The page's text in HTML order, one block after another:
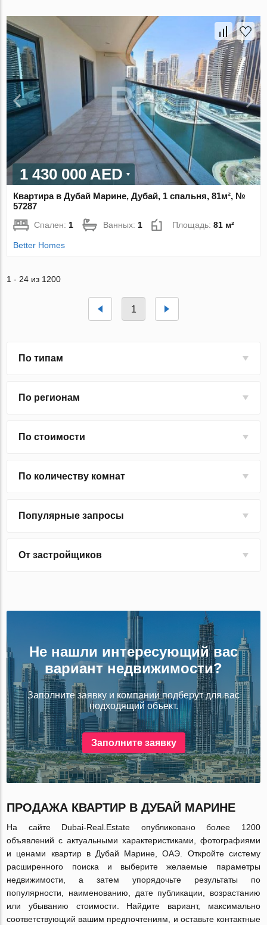
1 430 000 AED
Квартира в Дубай Марине, Дубай, 1 спальня, 81м², №
57287
Спален:1 Ванных:1 Площадь:81 м²
Better Homes
1 - 24 из 1200
1
По типам
По регионам
По стоимости
По количеству комнат
Популярные запросы
От застройщиков
Не нашли интересующий вас
вариант недвижимости?
Заполните заявку и компании подберут для вас
подходящий объект.
Заполните заявку
ПРОДАЖА КВАРТИР В ДУБАЙ МАРИНЕ
На сайте Dubai-Real.Estate опубликовано более 1200
объявлений с актуальными характеристиками, фотографиями
и ценами квартир в Дубай Марине, ОАЭ. Откройте систему
расширенного поиска и выберите желаемые параметры
недвижимости, а затем упорядочьте результаты по
популярности, наименованию, дате публикации, возрастанию
или убыванию стоимости. Найдите вариант, максимально
соответствующий вашим предпочтениям, и оставьте контактные